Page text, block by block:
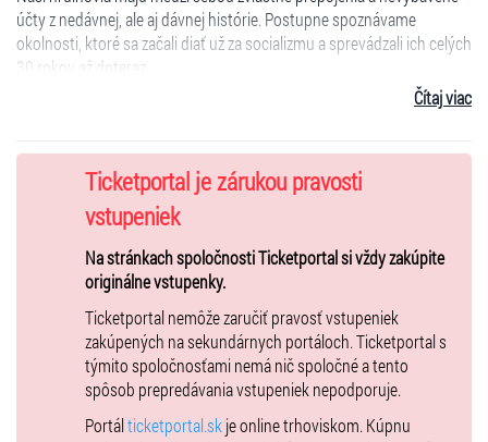
účty z nedávnej, ale aj dávnej histórie. Postupne spoznávame
okolnosti, ktoré sa začali diať už za socializmu a sprevádzali ich celých
30 rokov až doteraz.
Množstvo slabostí, túžob a frustrácií prispieva k zvláštnej atmosfére,
Made in Slovenskoooo je komédia plná vtipu, napätia a emócií, ako aj
prekvapivých zvratov, ktoré diváka až dokonca držia v napätí.
a réžia:Karol Vosátko
: Gabriela Škrabáková, Adriana Ficová, Roman Pomajbo,
Peter Krajčovič
Po začiatku predstavenia nie je možný vstup do sály.
Ak sa vstupenky nevypredajú v predpredaji, dajú sa zakúpiť aj hodinu
pred predstavením v pokladni divadla.
Čítaj viac
Ticketportal je zárukou pravosti
vstupeniek
Na stránkach spoločnosti Ticketportal si vždy zakúpite
originálne vstupenky.
Ticketportal nemôže zaručiť pravosť vstupeniek
zakúpených na sekundárnych portáloch. Ticketportal s
týmito spoločnosťami nemá nič spoločné a tento
spôsob prepredávania vstupeniek nepodporuje.
Portálticketportal.sk je online trhoviskom. Kúpnu